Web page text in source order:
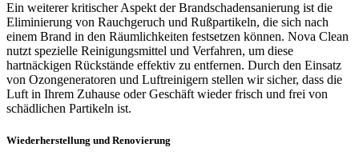
Ein weiterer kritischer Aspekt der Brandschadensanierung ist die
Eliminierung von Rauchgeruch und Rußpartikeln, die sich nach
einem Brand in den Räumlichkeiten festsetzen können. Nova Clean
nutzt spezielle Reinigungsmittel und Verfahren, um diese
hartnäckigen Rückstände effektiv zu entfernen. Durch den Einsatz
von Ozongeneratoren und Luftreinigern stellen wir sicher, dass die
Luft in Ihrem Zuhause oder Geschäft wieder frisch und frei von
schädlichen Partikeln ist.
Wiederherstellung und Renovierung